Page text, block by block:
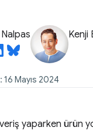
Kenji
16 Mayıs 2024
yaparken ürün